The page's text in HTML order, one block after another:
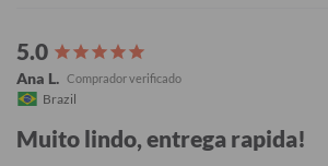
Ana L.
Brazil
Muito lindo, entrega rapida!